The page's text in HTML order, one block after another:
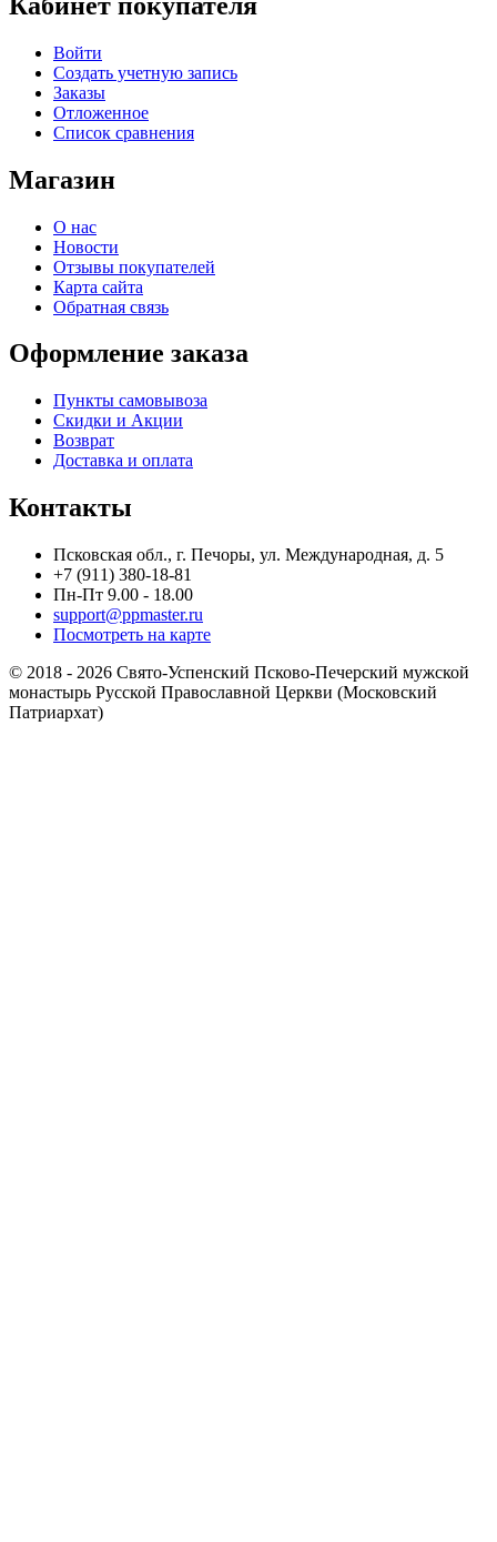
Войти
Создать учетную запись
Заказы
Отложенное
Список сравнения
Магазин
О нас
Новости
Отзывы покупателей
Карта сайта
Обратная связь
Оформление заказа
Пункты самовывоза
Скидки и Акции
Возврат
Доставка и оплата
Контакты
Псковская обл., г. Печоры, ул. Международная, д. 5
+7 (911) 380-18-81
Пн-Пт 9.00 - 18.00
support@ppmaster.ru
Посмотреть на карте
© 2018 - 2026 Свято-Успенский Псково-Печерский мужской
монастырь Русской Православной Церкви (Московский
Патриархат)